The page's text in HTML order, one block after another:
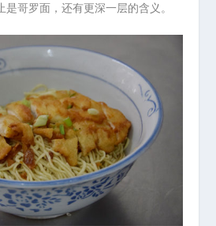
哥罗面，还有更深一层的含义。